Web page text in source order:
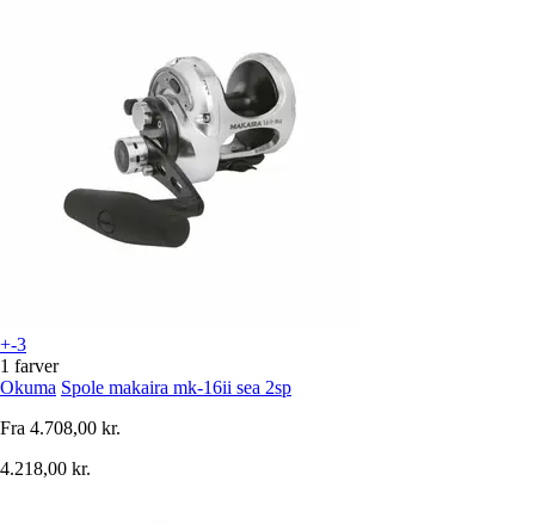
+-3
1 farver
Okuma Spole makaira mk-16ii sea 2sp
Fra 4.708,00 kr.
4.218,00 kr.